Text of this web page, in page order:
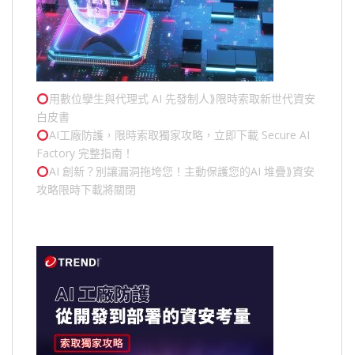
用數位孿生與代理式 AI 先發制人⟫限時索取新世代資安
白皮書
AI工廠防護，限時索取獨家攻略，立即下載 Secure AI
Factory 完整指南！
AI 創新？別讓漏洞拖垮您！主動保護您的AI 堆疊⟫資安
攻略限時下載將關閉